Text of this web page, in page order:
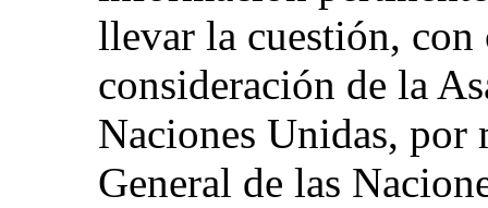
llevar la cuestión, con
consideración de la
Naciones Unidas, por
General de las